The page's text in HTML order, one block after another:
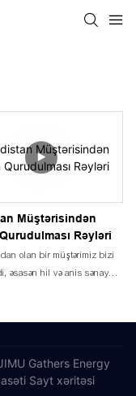
Müştərisindən
Rəyləri
olan bir müştərimiz bizi
əsasən hil və anis sənayesi
üçün üz-üzə görüşmək
müraciət etdi.
Gathers Energy
Sayt xəritəsi